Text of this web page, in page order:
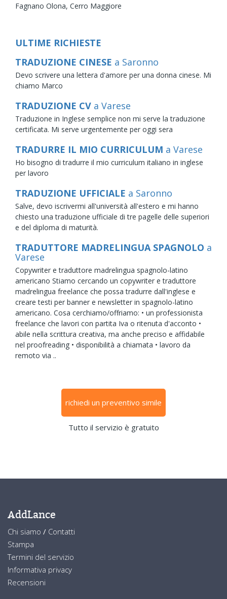
Fagnano Olona, Cerro Maggiore
ULTIME RICHIESTE
TRADUZIONE CINESE a Saronno
Devo scrivere una lettera d'amore per una donna cinese. Mi
chiamo Marco
TRADUZIONE CV a Varese
Traduzione in Inglese semplice non mi serve la traduzione
certificata. Mi serve urgentemente per oggi sera
TRADURRE IL MIO CURRICULUM a Varese
Ho bisogno di tradurre il mio curriculum italiano in inglese
per lavoro
TRADUZIONE UFFICIALE a Saronno
Salve, devo iscrivermi all'università all'estero e mi hanno
chiesto una traduzione ufficiale di tre pagelle delle superiori
e del diploma di maturità.
TRADUTTORE MADRELINGUA SPAGNOLO a
Varese
Copywriter e traduttore madrelingua spagnolo-latino
americano Stiamo cercando un copywriter e traduttore
madrelingua freelance che possa tradurre dall'inglese e
creare testi per banner e newsletter in spagnolo-latino
americano. Cosa cerchiamo/offriamo: • un professionista
freelance che lavori con partita Iva o ritenuta d'acconto •
abile nella scrittura creativa, ma anche preciso e affidabile
nel proofreading • disponibilità a chiamata • lavoro da
remoto via ..
richiedi un preventivo simile
Tutto il servizio è gratuito
AddLance
Chi siamo / Contatti
Stampa
Termini del servizio
Informativa privacy
Recensioni